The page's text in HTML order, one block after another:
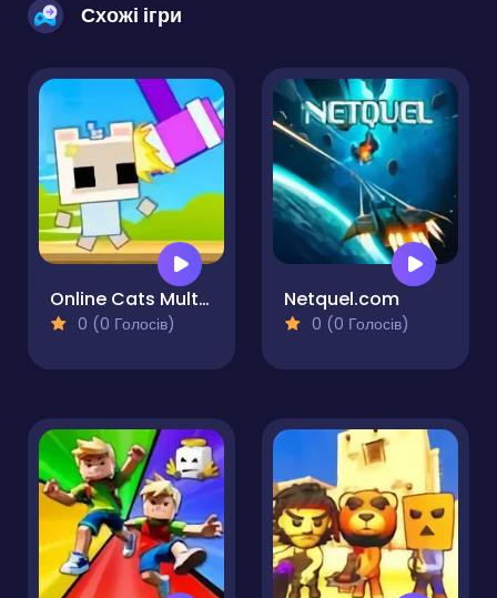
Схожі ігри
Online Cats Multiplayer Park
0 (0 Голосів)
Netquel.com
0 (0 Голосів)